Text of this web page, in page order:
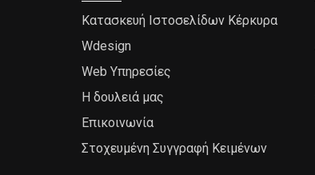
Κατασκευή Ιστοσελίδων Κέρκυρα
Wdesign
Web Υπηρεσίες
Η δουλειά μας
Επικοινωνία
Στοχευμένη Συγγραφή Κειμένων